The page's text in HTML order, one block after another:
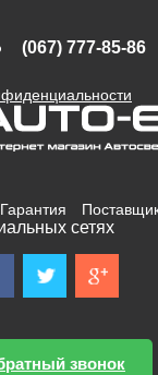
(067) 777-85-86
Гарантия
сетях
звонок